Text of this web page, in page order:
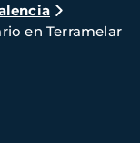
en Terramelar